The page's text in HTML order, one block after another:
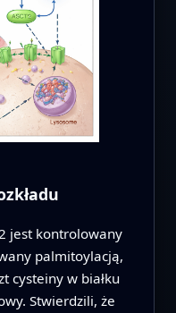
jest kontrolowany
palmitoylacją,
cysteiny w białku
Stwierdzili, że